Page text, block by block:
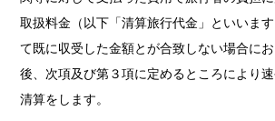
取扱料金（以下「清算旅行代金」といいま
て既に収受した金額とが合致しない場合に
後、次項及び第３項に定めるところにより
清算をします。